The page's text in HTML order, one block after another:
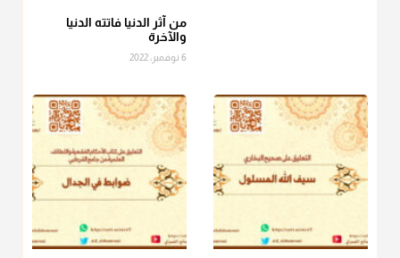
الصاع..فمن شق عليه إخراج الطعام هذه الأيام وأراد إخراج القيمة
أ.د. صالح الشمراني
دفعزكاة الفطرللمسكين القريب صدقة وصلة وهو أفضل من
دفعها للبعيد ولا تغرك مظاهر ووظائف بعض الأقارب فإن
منذ 3 شهر
من آثر الدنيا فاتته الدنيا
والآخرة
6 نوفمبر، 2022